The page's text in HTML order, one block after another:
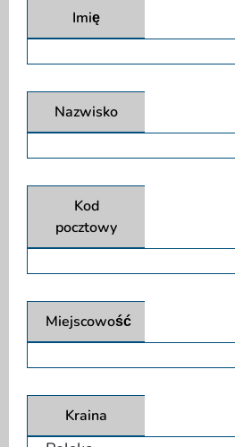
Imię
Nazwisko
Kod
pocztowy
Miejscowość
Kraina